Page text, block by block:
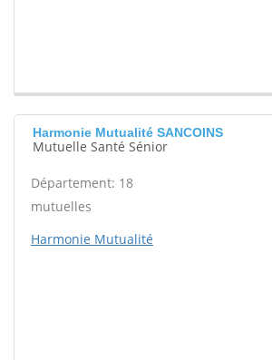
Harmonie Mutualité SANCOINS
Mutuelle Santé Sénior
Département: 18
mutuelles
Harmonie Mutualité